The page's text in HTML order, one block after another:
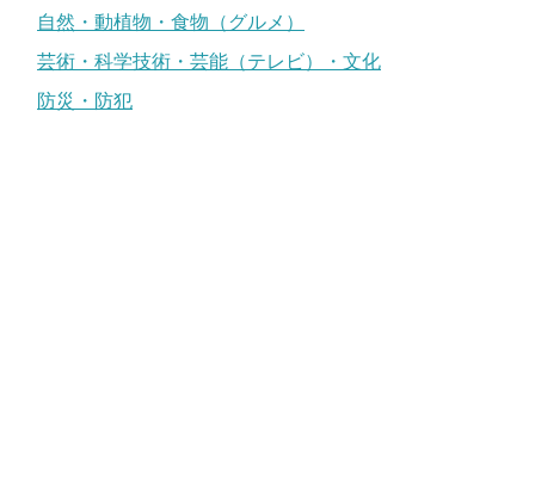
自然・動植物・食物（グルメ）
芸術・科学技術・芸能（テレビ）・文化
防災・防犯